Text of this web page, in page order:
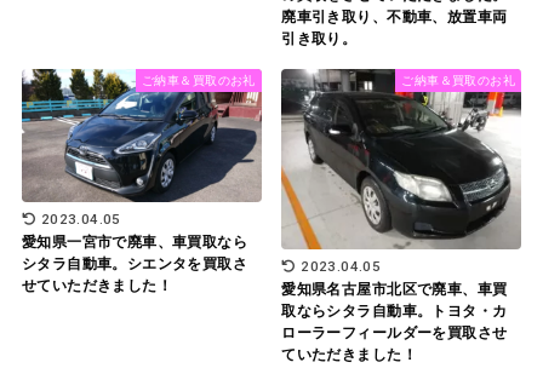
廃車引き取り、不動車、放置車両
引き取り。
ご納車＆買取のお礼
2023.04.05
愛知県一宮市で廃車、車買取なら
シタラ自動車。シエンタを買取さ
せていただきました！
ご納車＆買取のお礼
2023.04.05
愛知県名古屋市北区で廃車、車買
取ならシタラ自動車。トヨタ・カ
ローラーフィールダーを買取させ
ていただきました！